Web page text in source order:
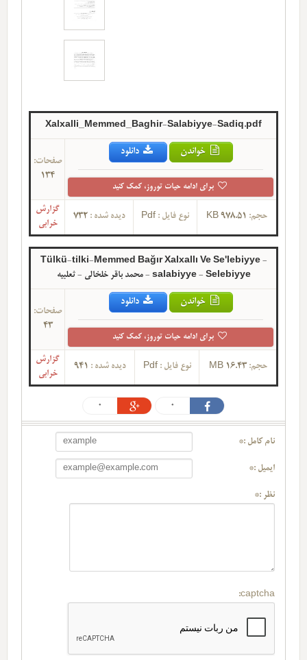
Xalxalli_Memmed_Baghir-Salabiyye-Sadiq.pdf
خواندن دانلود
برای ادامه حیات توروز، کمک کنید
صفحات:
134
حجم: 978.51 KB نوع فایل : Pdf دیده شده : 732
گزارش
خرابی
Tülkü-tilki-Memmed Bağır Xalxallı Ve Se'lebiyye -
salabiyye - Selebiyye - محمد باقر خلخالی - ثعلبیه
خواندن دانلود
برای ادامه حیات توروز، کمک کنید
صفحات:
43
حجم:16.43 MB نوع فایل :Pdf دیده شده : 941
گزارش
خرابی
0
0
نام کامل :*
ایمیل :*
نظر :*
captcha: